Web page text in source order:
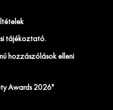
tájékoztató.
hozzászólások elleni
Awards 2026"